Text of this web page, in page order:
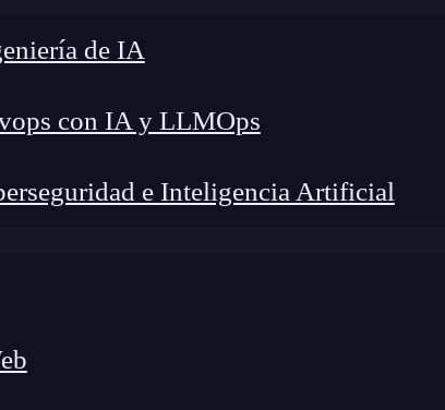
de IA
con IA y LLMOps
e Inteligencia Artificial